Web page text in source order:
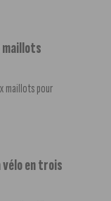
maillots
maillots pour
vélo en trois